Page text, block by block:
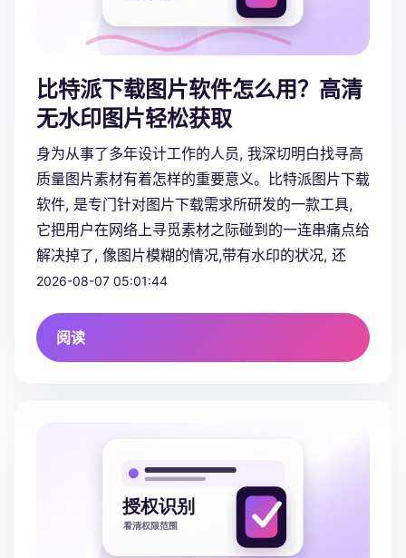
比特派下载图片软件怎么用？高清
无水印图片轻松获取
身为从事了多年设计工作的人员, 我深切明白找寻高
质量图片素材有着怎样的重要意义。比特派图片下载
软件, 是专门针对图片下载需求所研发的一款工具,
它把用户在网络上寻觅素材之际碰到的一连串痛点给
解决掉了, 像图片模糊的情况,带有水印的状况, 还
2026-08-07 05:01:44
阅读